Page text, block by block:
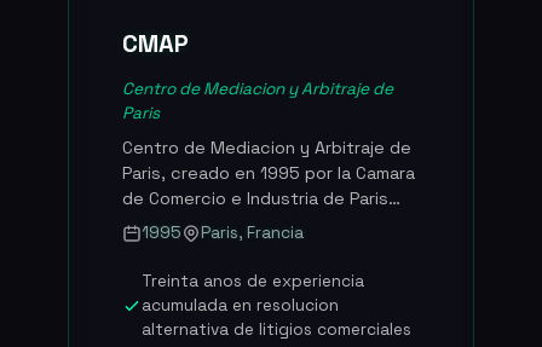
CMAP
Centro de Mediacion y Arbitraje de
Paris
Centro de Mediacion y Arbitraje de
Paris, creado en 1995 por la Camara
de Comercio e Industria de Paris
bajo la forma de asociacion sin
animo de lucro. Reconocido como
el principal centro frances y uno de
los primeros centros europeos de
resolucion amistosa de conflictos
1995 Paris, Francia
Treinta anos de experiencia
acumulada en resolucion
alternativa de litigios comerciales